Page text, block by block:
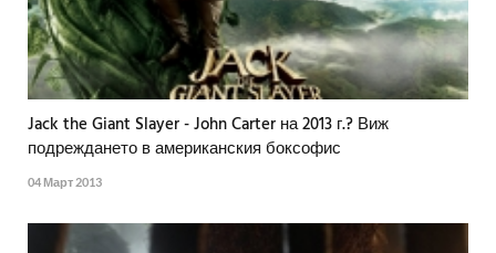
Jack the Giant Slayer - John Carter на 2013 г.? Виж
подреждането в американския боксофис
04 Март 2013